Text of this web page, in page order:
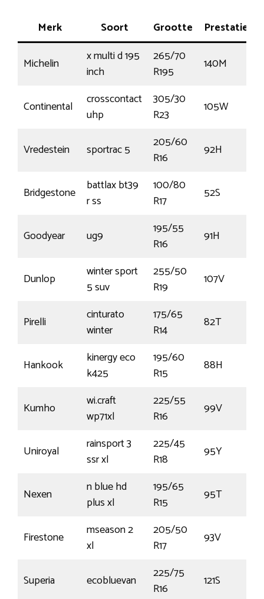
Merk Soort Grootte Prestatie
Michelin
x multi d 195
inch
265/70
R195
140M
Continental
crosscontact
uhp
305/30
R23
105W
Vredestein sportrac 5
205/60
R16
92H
Bridgestone
battlax bt39
r ss
100/80
R17
52S
Goodyear ug9
195/55
R16
91H
Dunlop
winter sport
5 suv
255/50
R19
107V
Pirelli
cinturato
winter
175/65
R14
82T
Hankook
kinergy eco
k425
195/60
R15
88H
Kumho
wi.craft
wp71xl
225/55
R16
99V
Uniroyal
rainsport 3
ssr xl
225/45
R18
95Y
Nexen
n blue hd
plus xl
195/65
R15
95T
Firestone
mseason 2
xl
205/50
R17
93V
Superia ecobluevan
225/75
R16
121S